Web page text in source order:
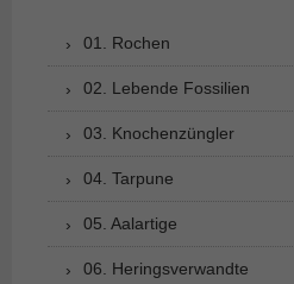
01. Rochen
02. Lebende Fossilien
03. Knochenzüngler
04. Tarpune
05. Aalartige
06. Heringsverwandte